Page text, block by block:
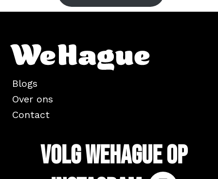
Blogs
Over ons
Contact
Volg WeHague op